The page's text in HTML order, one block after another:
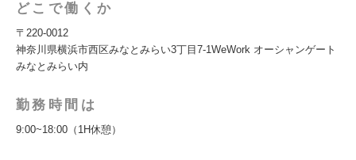
どこで働くか
〒220-0012
神奈川県横浜市西区みなとみらい3丁目7-1WeWork オーシャンゲート
みなとみらい内
勤務時間は
9:00~18:00（1H休憩）